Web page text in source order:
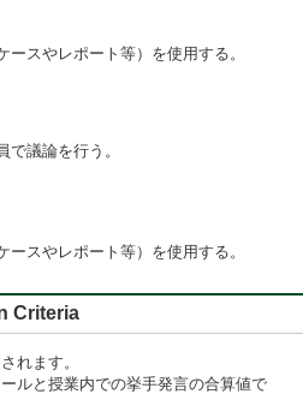
スやレポート等）を使用する。
議論を行う。
スやレポート等）を使用する。
Criteria
れます。
ルと授業内での挙手発言の合算値で